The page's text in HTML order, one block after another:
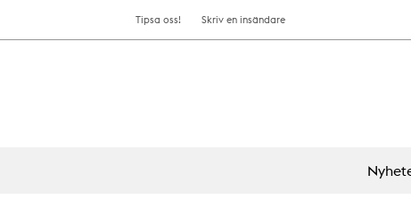
Tipsa oss! Skriv en insändare